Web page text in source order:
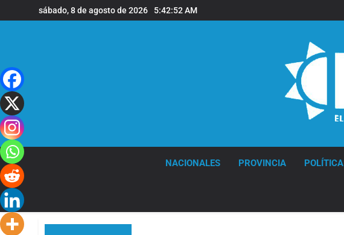
al
sábado, 8 de agosto de 2026 5:42:53 AM
NACIONALES PROVINCIA POLÍTICA